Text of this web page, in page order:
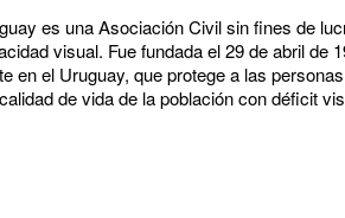
es una Asociación Civil sin fines de
visual. Fue fundada el 29 de abril de
en el Uruguay, que protege a las
de vida de la población con déficit